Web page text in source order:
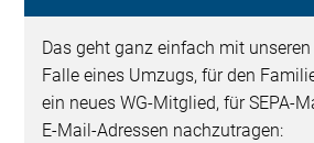
Das geht ganz einfach mit
Falle eines Umzugs, für den
ein neues WG-Mitglied, für SEPA-
E-Mail-Adressen nachzutragen: